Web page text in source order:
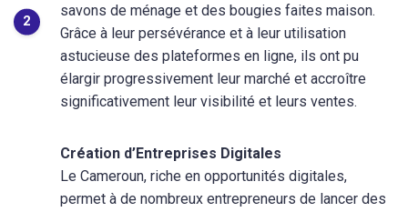
savons de ménage et des bougies faites maison.
Grâce à leur persévérance et à leur utilisation
astucieuse des plateformes en ligne, ils ont pu
élargir progressivement leur marché et accroître
significativement leur visibilité et leurs ventes.
Création d’Entreprises Digitales
Le Cameroun, riche en opportunités digitales,
permet à de nombreux entrepreneurs de lancer des